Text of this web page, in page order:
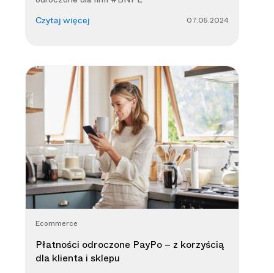
Czytaj więcej 07.05.2024
Ecommerce
Płatności odroczone PayPo – z korzyścią
dla klienta i sklepu